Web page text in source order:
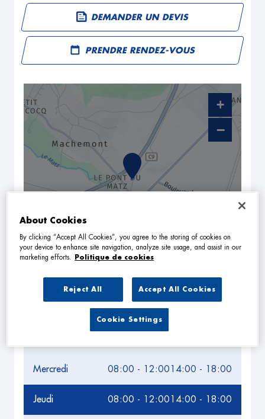
DEMANDER UN DEVIS
PRENDRE RENDEZ-VOUS
Horaires d'ouverture
08:00 - 12:00
Mercredi 08:00 - 12:00 14:00 - 18:00
Jeudi 08:00 - 12:00 14:00 - 18:00
+
−
NAVIGUER
About Cookies
By clicking “Accept All Cookies”, you agree to the storing of cookies on
your device to enhance site navigation, analyze site usage, and assist in our
marketing efforts.
Politique de cookies
Reject All Accept All Cookies
Cookie Settings